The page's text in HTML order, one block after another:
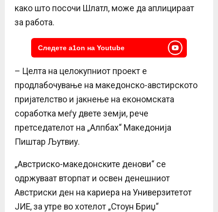
како што посочи Шлатл, може да аплицираат
за работа.
Следете a1on на Youtube
– Целта на целокупниот проект е
продлабочување на македонско-австирското
пријателство и јакнење на економската
соработка меѓу двете земји, рече
претседателот на „Алпбах“ Македонија
Пиштар Љутвиу.
„Австриско-македонските денови“ се
одржуваат вторпат и освен денешниот
Австриски ден на кариера на Универзитетот
ЈИЕ, за утре во хотелот „Стоун Бриџ“